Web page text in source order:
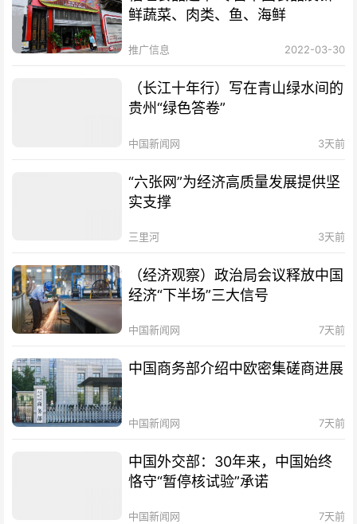
鲜蔬菜、肉类、鱼、海鲜
推广信息 2022-03-30
（长江十年行）写在青山绿水间的
贵州“绿色答卷”
中国新闻网 3天前
“六张网”为经济高质量发展提供坚
实支撑
三里河 3天前
（经济观察）政治局会议释放中国
经济“下半场”三大信号
中国新闻网 7天前
中国商务部介绍中欧密集磋商进展
中国新闻网 7天前
中国外交部：30年来，中国始终
恪守“暂停核试验”承诺
中国新闻网 7天前